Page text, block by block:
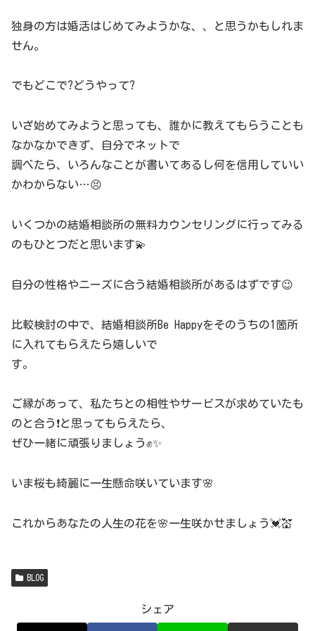
独身の方は婚活はじめてみようかな、、と思うかもしれま
せん。
でもどこで?どうやって?
いざ始めてみようと思っても、誰かに教えてもらうことも
なかなかできず、自分でネットで
調べたら、いろんなことが書いてあるし何を信用していい
かわからない…😣
いくつかの結婚相談所の無料カウンセリングに行ってみる
のもひとつだと思います💫
自分の性格やニーズに合う結婚相談所があるはずです😉
比較検討の中で、結婚相談所Be Happyをそのうちの1箇所
に入れてもらえたら嬉しいで
す。
ご縁があって、私たちとの相性やサービスが求めていたも
のと合う❗️と思ってもらえたら、
ぜひ一緒に頑張りましょう✊✨
いま桜も綺麗に一生懸命咲いています🌸
これからあなたの人生の花を🌸一生咲かせましょう💓💒
BLOG
シェア